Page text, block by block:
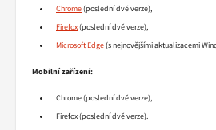
Chrome(poslední dvě verze),
Firefox(poslední dvě verze),
Microsoft Edge(s nejnovějšími aktualizacemi
Mobilní zařízení:
Chrome (poslední dvě verze),
Firefox (poslední dvě verze).